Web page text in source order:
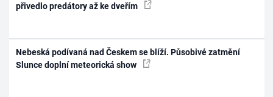
přivedlo predátory až ke dveřím
Nebeská podívaná nad Českem se blíží. Působivé zatmění
Slunce doplní meteorická show